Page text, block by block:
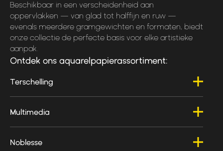
Beschikbaar in een verscheidenheid aan
oppervlakken — van glad tot halffijn en ruw —
evenals meerdere gramgewichten en formaten, biedt
onze collectie de perfecte basis voor elke artistieke
aanpak.
Ontdek ons aquarelpapierassortiment:
Terschelling
van 100% houtvrije cellulose. Sterk en betrouwbaar, het
Blokken worden aan alle vier zijden gelijmd voor
Multimedia
hoogwaardige houtvrije cellulose. Geschikt voor
Noblesse